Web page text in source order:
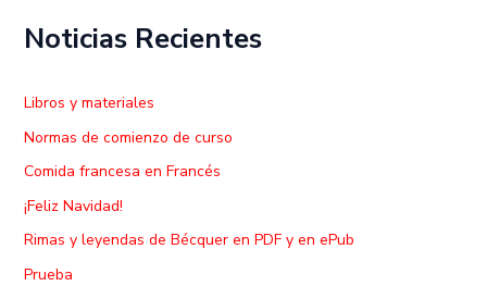
Noticias Recientes
Libros y materiales
Normas de comienzo de curso
Comida francesa en Francés
¡Feliz Navidad!
Rimas y leyendas de Bécquer en PDF y en ePub
Prueba